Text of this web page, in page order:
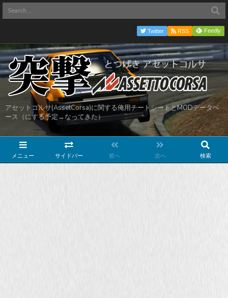
アセットコルサ(AssetCorsa)に関する俺用チートシートとMODデータベ
ース（にする予定→なってきた）
メニュー サイドバー 前へ 次へ 検索
Twitter RSS Feedly